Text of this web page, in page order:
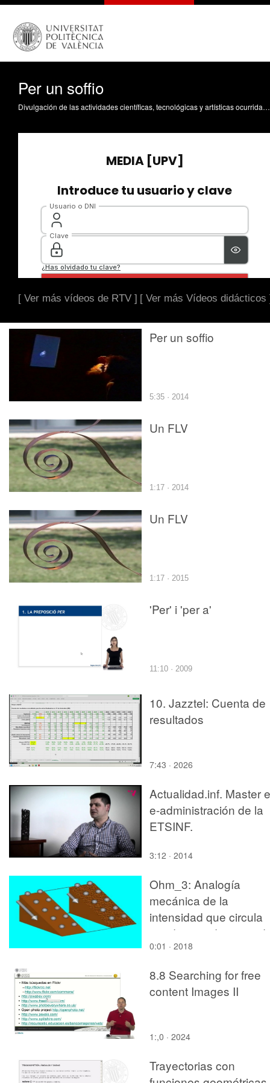
Per un soffio
Divulgación de las actividades científicas, tecnológicas y artísticas ocurridas en los tres campus de la UPV
[ Ver más vídeos de RTV ] [ Ver más Vídeos didácticos
Per un soffio
5:35 · 2014
Un FLV
1:17 · 2014
Un FLV
1:17 · 2015
'Per' i 'per a'
11:10 · 2009
10. Jazztel: Cuenta de
resultados
7:43 · 2026
Actualidad.inf. Master
e-administración de la
ETSINF.
3:12 · 2014
Ohm_3: Analogía
mecánica de la
intensidad que circula
por dos conductores
igual sección y longitud
resistividad (una el
que la otra), cuando se
diferencia de potencial
0:01 · 2018
8.8 Searching for free
content Images II
1:,0 · 2024
Trayectorias con